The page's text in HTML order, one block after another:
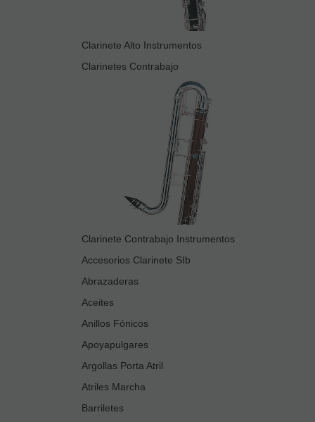
Clarinete Alto Instrumentos
Clarinetes Contrabajo
Clarinete Contrabajo Instrumentos
Accesorios Clarinete SIb
Abrazaderas
Aceites
Anillos Fónicos
Apoyapulgares
Argollas Porta Atril
Atriles Marcha
Barriletes